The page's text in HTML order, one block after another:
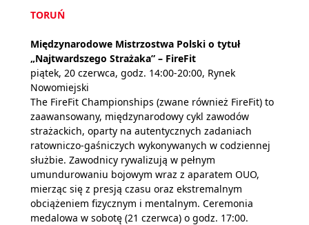
TORUŃ
Międzynarodowe Mistrzostwa Polski o tytuł
„Najtwardszego Strażaka” – FireFit
piątek, 20 czerwca, godz. 14:00-20:00, Rynek
Nowomiejski
The FireFit Championships (zwane również FireFit) to
zaawansowany, międzynarodowy cykl zawodów
strażackich, oparty na autentycznych zadaniach
ratowniczo-gaśniczych wykonywanych w codziennej
służbie. Zawodnicy rywalizują w pełnym
umundurowaniu bojowym wraz z aparatem OUO,
mierząc się z presją czasu oraz ekstremalnym
obciążeniem fizycznym i mentalnym. Ceremonia
medalowa w sobotę (21 czerwca) o godz. 17:00.